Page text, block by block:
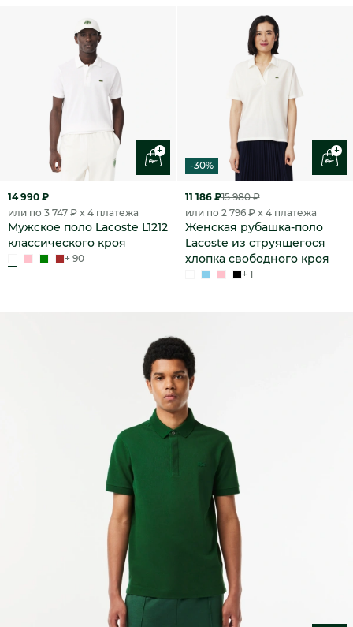
+
14 990 ₽
или по 3 747 ₽ x 4 платежа
Мужское поло Lacoste L1212
классического кроя
+ 90
-30%
+
11 186 ₽15 980 ₽
или по 2 796 ₽ x 4 платежа
Женская рубашка-поло
Lacoste из струящегося
хлопка свободного кроя
+ 1